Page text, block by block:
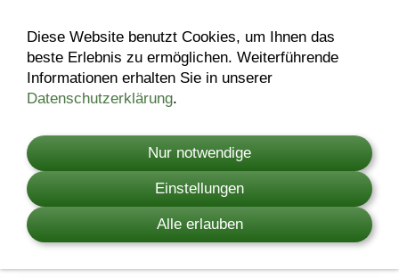
Easy-Loop
Steckverbinder
zum einfachen Stoppen am Endpfahl
ideal für Premium Horse Wire
Tipp: Für die Isolation am Zaunpfahl empfehlen wir
den Schlauchisolator (Art.Nr. 44392)
Diese Website benutzt Cookies, um Ihnen das
beste Erlebnis zu ermöglichen. Weiterführende
Informationen erhalten Sie in unserer
Datenschutzerklärung.
Nur notwendige
Einstellungen
Alle erlauben